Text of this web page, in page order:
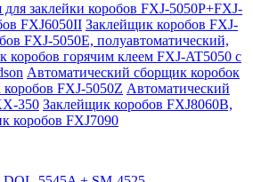
заклейки коробов FXJ-5050P+FXJ-
FXJ6050II Заклейщик коробов FXJ-
FXJ-5050E, полуавтоматический,
коробов горячим клеем FXJ-AT5050 с
Автоматический сборщик коробок
FXJ-5050Z Автоматический
350 Заклейщик коробов FXJ8060B,
коробов FXJ7090